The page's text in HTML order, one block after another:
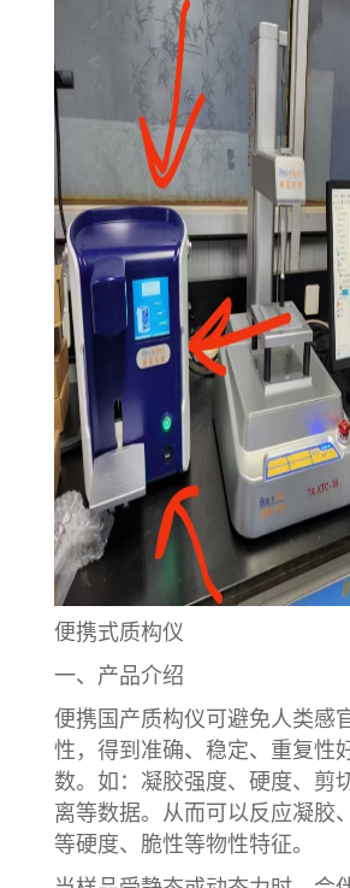
便携式质构仪
一、产品介绍
便携国产质构仪可避免人类感
性，得到准确、稳定、重复性
数。如：凝胶强度、硬度、剪
离等数据。从而可以反应凝胶
等硬度、脆性等物性特征。